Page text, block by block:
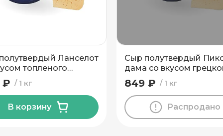
Ланселот
топленого
45% Беловежский
1 кг
₽
В корзину
Сыр полутвердый
дама со вкусом
ореха 45%
МПЗ
1 кг
849 ₽
Распродано